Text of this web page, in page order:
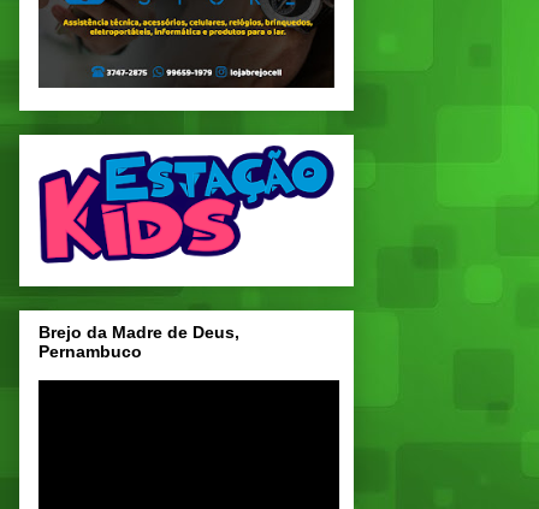
Brejo da Madre de Deus,
Pernambuco